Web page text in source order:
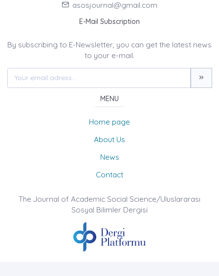
asosjournal@gmail.com
E-Mail Subscription
By subscribing to E-Newsletter, you can get the latest news
to your e-mail.
MENU
Home page
About Us
News
Contact
The Journal of Academic Social Science/Uluslararası
Sosyal Bilimler Dergisi